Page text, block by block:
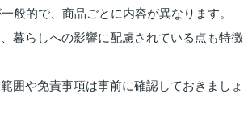
般的で、商品ごとに内容が異なります。
暮らしへの影響に配慮されている点も特徴
囲や免責事項は事前に確認しておきましょ